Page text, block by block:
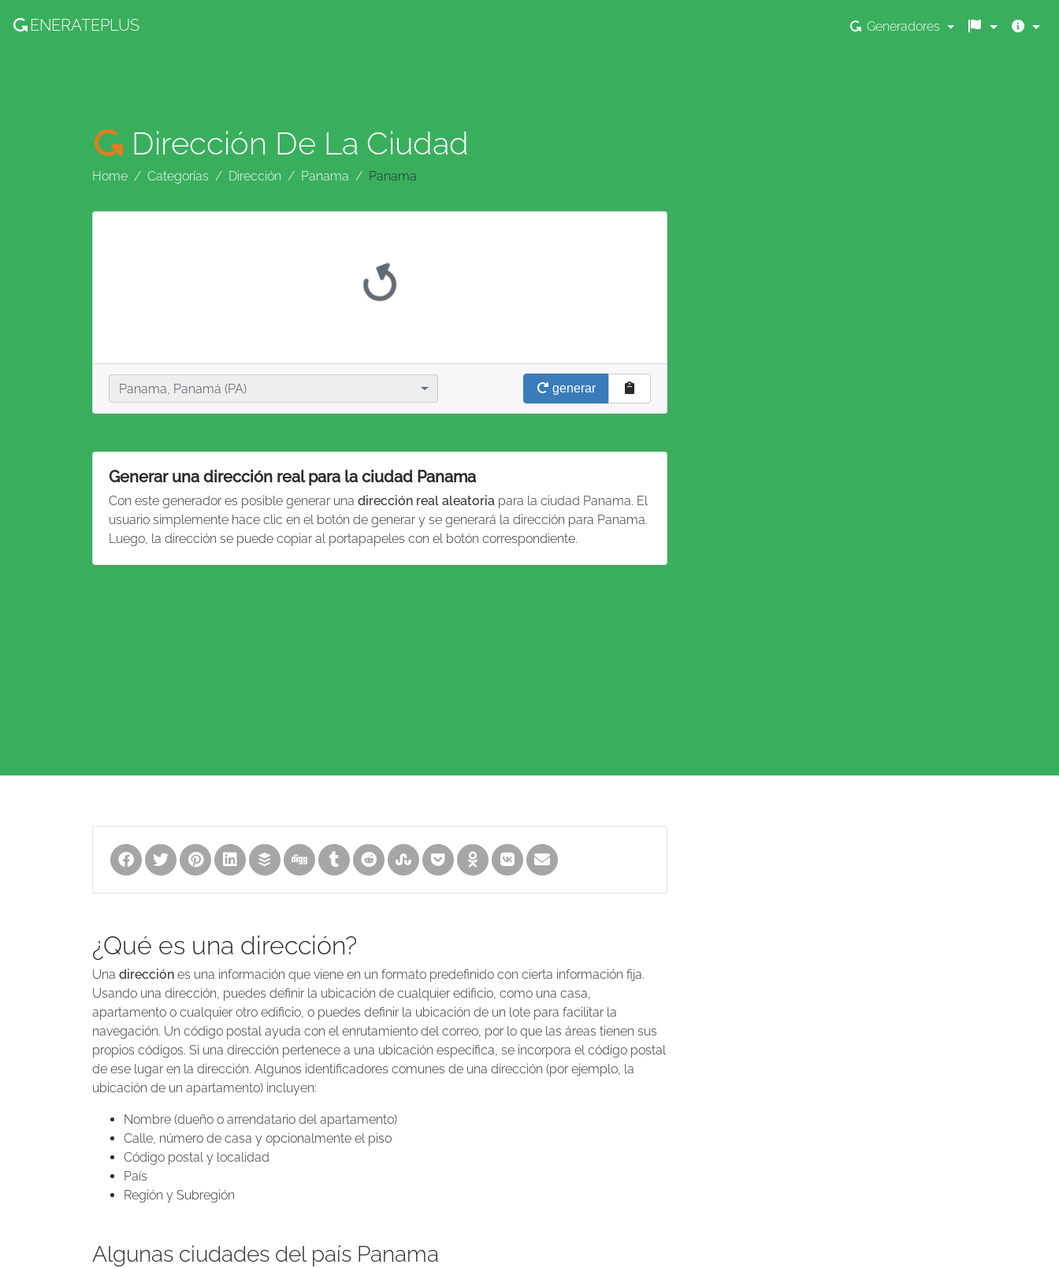
ENERATEPLUS Generadores
Dirección De La Ciudad
Home Categorías Dirección Panama Panama
Ciudad
Panama, Panamá (PA)
generar
Generar una dirección real para la ciudad Panama
Con este generador es posible generar una dirección real aleatoria para la ciudad Panama. El
usuario simplemente hace clic en el botón de generar y se generará la dirección para Panama.
Luego, la dirección se puede copiar al portapapeles con el botón correspondiente.
¿Qué es una dirección?
Una dirección es una información que viene en un formato predefinido con cierta información fija.
Usando una dirección, puedes definir la ubicación de cualquier edificio, como una casa,
apartamento o cualquier otro edificio, o puedes definir la ubicación de un lote para facilitar la
navegación. Un código postal ayuda con el enrutamiento del correo, por lo que las áreas tienen sus
propios códigos. Si una dirección pertenece a una ubicación específica, se incorpora el código postal
de ese lugar en la dirección. Algunos identificadores comunes de una dirección (por ejemplo, la
ubicación de un apartamento) incluyen:
Nombre (dueño o arrendatario del apartamento)
Calle, número de casa y opcionalmente el piso
Código postal y localidad
País
Región y Subregión
Algunas ciudades del país Panama